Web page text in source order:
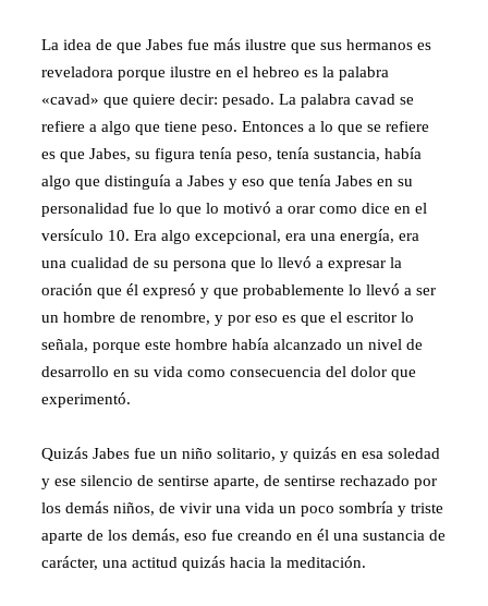
La idea de que Jabes fue más ilustre que sus hermanos es
reveladora porque ilustre en el hebreo es la palabra
«cavad» que quiere decir: pesado. La palabra cavad se
refiere a algo que tiene peso. Entonces a lo que se refiere
es que Jabes, su figura tenía peso, tenía sustancia, había
algo que distinguía a Jabes y eso que tenía Jabes en su
personalidad fue lo que lo motivó a orar como dice en el
versículo 10. Era algo excepcional, era una energía, era
una cualidad de su persona que lo llevó a expresar la
oración que él expresó y que probablemente lo llevó a ser
un hombre de renombre, y por eso es que el escritor lo
señala, porque este hombre había alcanzado un nivel de
desarrollo en su vida como consecuencia del dolor que
experimentó.
Quizás Jabes fue un niño solitario, y quizás en esa soledad
y ese silencio de sentirse aparte, de sentirse rechazado por
los demás niños, de vivir una vida un poco sombría y triste
aparte de los demás, eso fue creando en él una sustancia de
carácter, una actitud quizás hacia la meditación.